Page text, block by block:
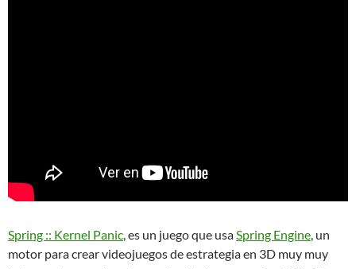
Spring :: Kernel Panic, es un juego que usaSpring Engine, un
motor para crear videojuegos de estrategia en 3D muy muy